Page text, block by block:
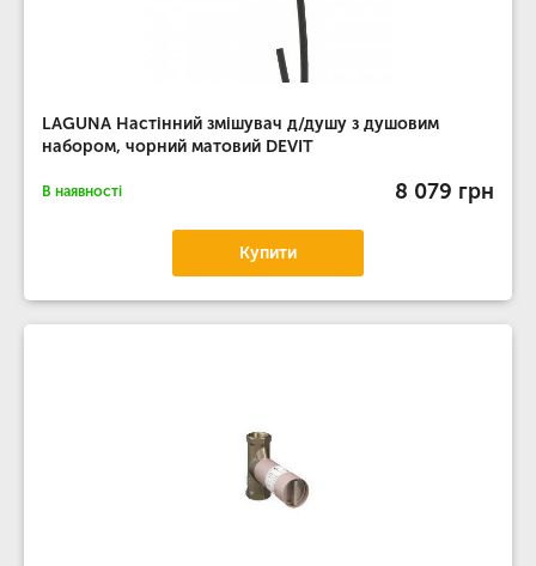
LAGUNA Настінний змішувач д/душу з душовим
набором, чорний матовий DEVIT
В наявності 8 079 грн
Купити